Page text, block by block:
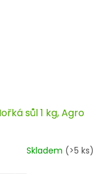
sůl 1 kg, Agro
Skladem (>5 ks)